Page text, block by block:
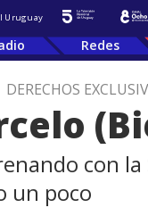
Uruguay
Redes
DERECHOS
con
un poco